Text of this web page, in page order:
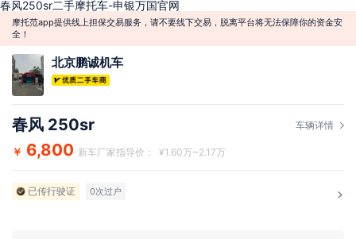
春风250sr二手摩托车-申银万国官网
摩托范app提供线上担保交易服务，请不要线下交易，脱离平台将无法保障你的资金安
全！
北京鹏诚机车
春风 250sr 车辆详情
￥ 6,800 新车厂家指导价： ¥1.60万~2.17万
已传行驶证 0次过户